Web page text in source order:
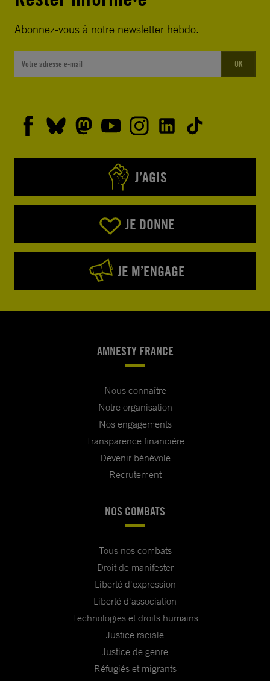
Abonnez-vous à notre newsletter hebdo.
OK
J’AGIS
JE DONNE
JE M’ENGAGE
AMNESTY FRANCE
Nous connaître
Notre organisation
Nos engagements
Transparence financière
Devenir bénévole
Recrutement
NOS COMBATS
Tous nos combats
Droit de manifester
Liberté d'expression
Liberté d'association
Technologies et droits humains
Justice raciale
Justice de genre
Réfugiés et migrants